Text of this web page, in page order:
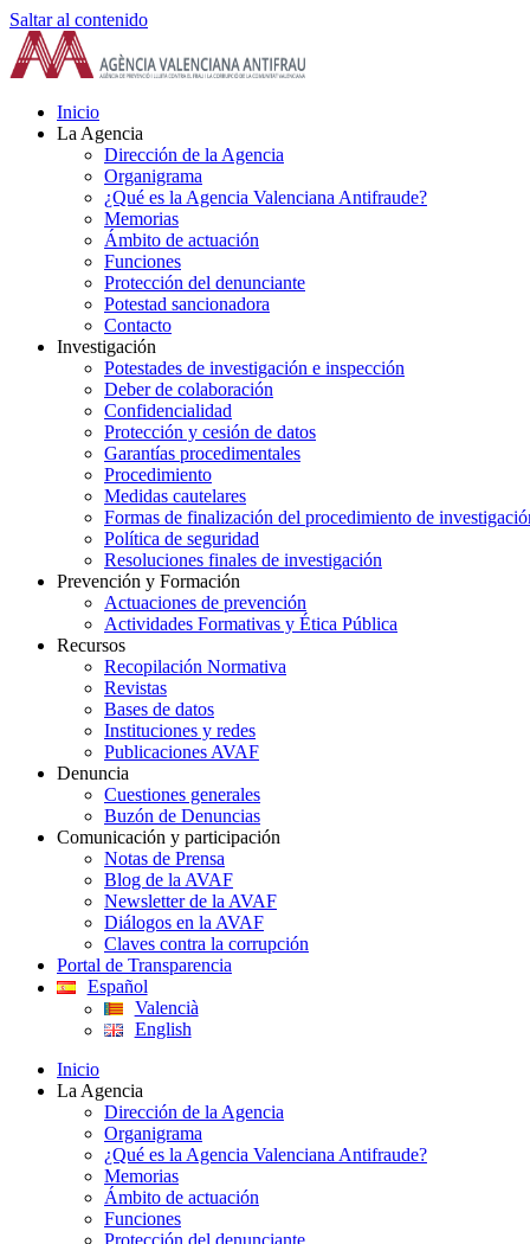
Saltar al contenido
Inicio
La Agencia
Dirección de la Agencia
Organigrama
¿Qué es la Agencia Valenciana Antifraude?
Memorias
Ámbito de actuación
Funciones
Protección del denunciante
Potestad sancionadora
Contacto
Investigación
Potestades de investigación e inspección
Deber de colaboración
Confidencialidad
Protección y cesión de datos
Garantías procedimentales
Procedimiento
Medidas cautelares
Formas de finalización del procedimiento de
Política de seguridad
Resoluciones finales de investigación
Prevención y Formación
Actuaciones de prevención
Actividades Formativas y Ética Pública
Recursos
Recopilación Normativa
Revistas
Bases de datos
Instituciones y redes
Publicaciones AVAF
Denuncia
Cuestiones generales
Buzón de Denuncias
Comunicación y participación
Notas de Prensa
Blog de la AVAF
Newsletter de la AVAF
Diálogos en la AVAF
Claves contra la corrupción
Portal de Transparencia
Español
Valencià
English
Inicio
La Agencia
Dirección de la Agencia
Organigrama
¿Qué es la Agencia Valenciana Antifraude?
Memorias
Ámbito de actuación
Funciones
Protección del denunciante